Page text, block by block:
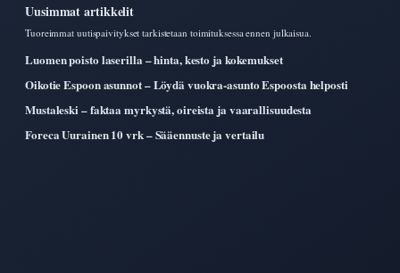
Uusimmat artikkelit
Tuoreimmat uutispaivitykset tarkistetaan toimituksessa ennen julkaisua.
Luomen poisto laserilla – hinta, kesto ja kokemukset
Oikotie Espoon asunnot – Löydä vuokra-asunto Espoosta helposti
Mustaleski – faktaa myrkystä, oireista ja vaarallisuudesta
Foreca Uurainen 10 vrk – Sääennuste ja vertailu